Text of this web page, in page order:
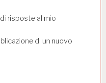
risposte al mio
di un nuovo